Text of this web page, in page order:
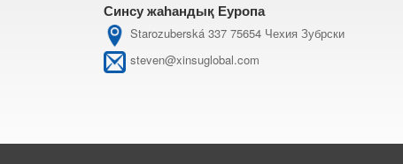
Синсу жаһандық Еуропа
Starozuberská 337 75654 Чехия Зубрски
steven@xinsuglobal.com